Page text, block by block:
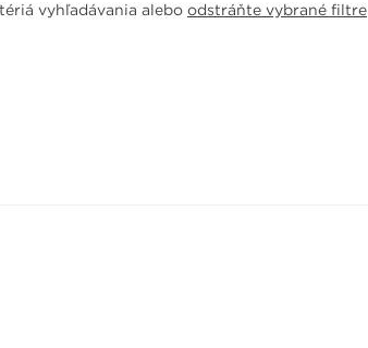
vyhľadávania alebo odstráňte vybrané filtre